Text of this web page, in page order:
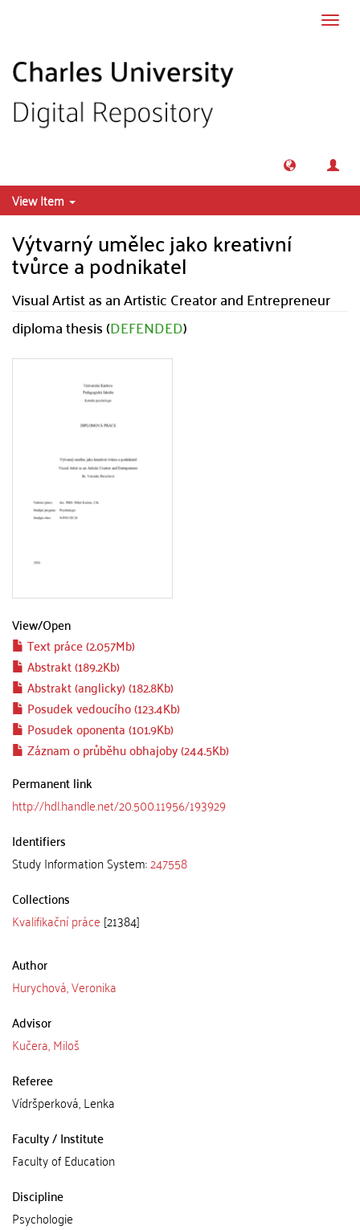
View Item
Výtvarný umělec jako kreativní
tvůrce a podnikatel
Visual Artist as an Artistic Creator and Entrepreneur
diploma thesis (DEFENDED)
View/Open
Text práce (2.057Mb)
Abstrakt (189.2Kb)
Abstrakt (anglicky) (182.8Kb)
Posudek vedoucího (123.4Kb)
Posudek oponenta (101.9Kb)
Záznam o průběhu obhajoby (244.5Kb)
Permanent link
http://hdl.handle.net/20.500.11956/193929
Identifiers
Study Information System:247558
Collections
Kvalifikační práce [21384]
Author
Hurychová, Veronika
Advisor
Kučera, Miloš
Referee
Vídršperková, Lenka
Faculty / Institute
Faculty of Education
Discipline
Psychologie